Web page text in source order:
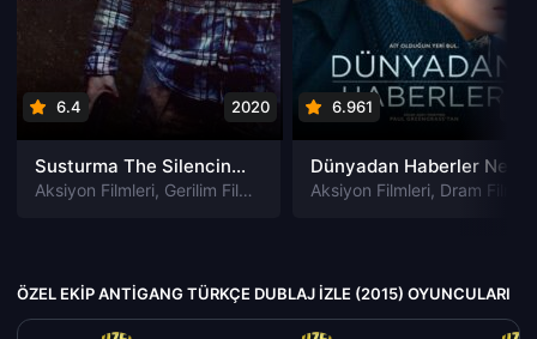
6.4 2020
Susturma The Silencing izle
Aksiyon Filmleri, Gerilim Filmleri Gizem Filmleri,Suç Filmleri
6.961
Aksiyon Filmleri, Dram Filmleri
ÖZEL EKIP ANTIGANG TÜRKÇE DUBLAJ IZLE (2015) OYUNCULARI